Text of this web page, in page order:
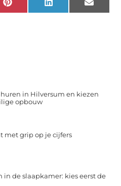
PinterestLinkedInEmail
in Hilversum en kiezen
opbouw
met grip op je cijfers
in de slaapkamer: kies eerst de